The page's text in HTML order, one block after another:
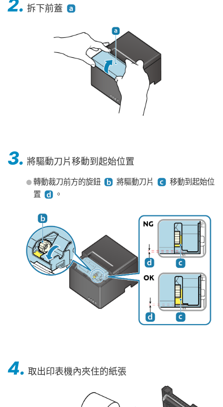
2. 拆下前蓋
3. 將驅動刀片移動到起始位置
轉動裁刀前方的旋鈕 將驅動刀片
移動到起始位
置
。
4. 取出印表機內夾住的紙張